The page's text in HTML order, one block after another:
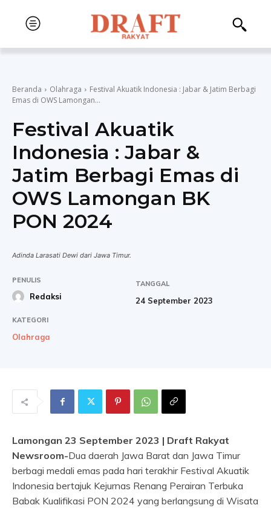
Beranda Olahraga
Festival Akuatik Indonesia : Jabar & Jatim Berbagi
Emas di OWS Lamongan...
Festival Akuatik
Indonesia : Jabar &
Jatim Berbagi Emas di
OWS Lamongan BK
PON 2024
Adinda Larasati Dewi dari Jawa Timur.
PENULIS
Redaksi
TANGGAL
24 September 2023
KATEGORI
Olahraga
Lamongan 23 September 2023 | Draft Rakyat
Newsroom-Dua daerah Jawa Barat dan Jawa Timur
berbagi medali emas pada hari terakhir Festival Akuatik
Indonesia bertajuk Kejurnas Renang Perairan Terbuka
Babak Kualifikasi PON 2024 yang berlangsung di Wisata